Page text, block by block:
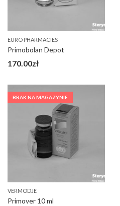
EURO PHARMACIES
Primobolan Depot
170.00zł
BRAK NA MAGAZYNIE
VERMODJE
Primover 10 ml